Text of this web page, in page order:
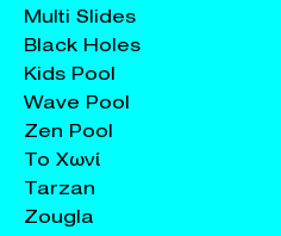
Multi Slides
Black Holes
Kids Pool
Wave Pool
Zen Pool
Το Χωνί
Tarzan
Zougla